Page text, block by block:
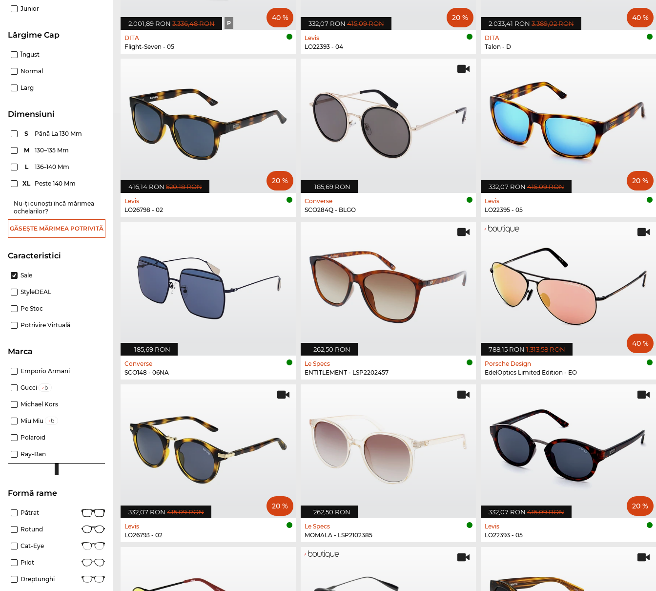
Junior
Lărgime Cap
Îngust
Normal
Larg
dimensiuni
S Până La 130 Mm
M 130–135 Mm
L 136–140 Mm
XL Peste 140 Mm
Nu-ți cunoști încă mărimea
ochelarilor?
GĂSEȘTE MĂRIMEA POTRIVITĂ
Caracteristici
Sale
StyleDEAL
Pe Stoc
Potrivire Virtuală
marca
Emporio Armani
Gucci
Michael Kors
Miu Miu
Polaroid
Ray-Ban
Formă rame
Pătrat
Rotund
Cat-Eye
Pilot
Dreptunghi
2.001,89 RON 3.336,48 RON P
40 %
DITA
Flight-Seven - 05
332,07 RON 415,09 RON
20 %
Levis
LO22393 - 04
2.033,41 RON 3.389,02 RON
40 %
DITA
Talon - D
416,14 RON 520,18 RON
20 %
Levis
LO26798 - 02
185,69 RON
Converse
SCO284Q - BLGO
332,07 RON 415,09 RON
20 %
Levis
LO22395 - 05
185,69 RON
Converse
SCO148 - 06NA
262,50 RON
Le Specs
ENTITLEMENT - LSP2202457
788,15 RON 1.313,58 RON
40 %
Porsche Design
EdelOptics Limited Edition - EO
332,07 RON 415,09 RON
20 %
Levis
LO26793 - 02
262,50 RON
Le Specs
MOMALA - LSP2102385
332,07 RON 415,09 RON
20 %
Levis
LO22393 - 05